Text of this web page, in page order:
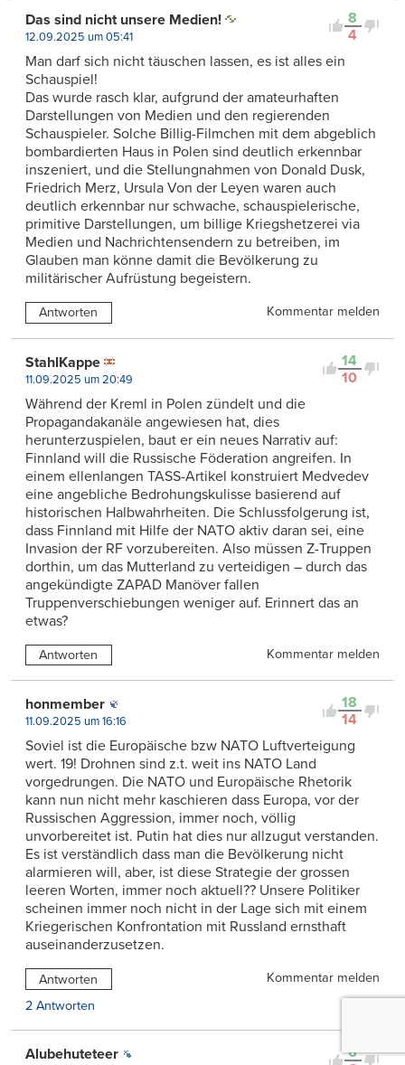
8
4
Das sind nicht unsere Medien!
12.09.2025 um 05:41
Man darf sich nicht täuschen lassen, es ist alles ein
Schauspiel!
Das wurde rasch klar, aufgrund der amateurhaften
Darstellungen von Medien und den regierenden
Schauspieler. Solche Billig-Filmchen mit dem abgeblich
bombardierten Haus in Polen sind deutlich erkennbar
inszeniert, und die Stellungnahmen von Donald Dusk,
Friedrich Merz, Ursula Von der Leyen waren auch
deutlich erkennbar nur schwache, schauspielerische,
primitive Darstellungen, um billige Kriegshetzerei via
Medien und Nachrichtensendern zu betreiben, im
Glauben man könne damit die Bevölkerung zu
militärischer Aufrüstung begeistern.
Antworten Kommentar melden
14
10
StahlKappe
11.09.2025 um 20:49
Während der Kreml in Polen zündelt und die
Propagandakanäle angewiesen hat, dies
herunterzuspielen, baut er ein neues Narrativ auf:
Finnland will die Russische Föderation angreifen. In
einem ellenlangen TASS-Artikel konstruiert Medvedev
eine angebliche Bedrohungskulisse basierend auf
historischen Halbwahrheiten. Die Schlussfolgerung ist,
dass Finnland mit Hilfe der NATO aktiv daran sei, eine
Invasion der RF vorzubereiten. Also müssen Z-Truppen
dorthin, um das Mutterland zu verteidigen – durch das
angekündigte ZAPAD Manöver fallen
Truppenverschiebungen weniger auf. Erinnert das an
etwas?
Antworten Kommentar melden
18
14
honmember
11.09.2025 um 16:16
Soviel ist die Europäische bzw NATO Luftverteigung
wert. 19! Drohnen sind z.t. weit ins NATO Land
vorgedrungen. Die NATO und Europäische Rhetorik
kann nun nicht mehr kaschieren dass Europa, vor der
Russischen Aggression, immer noch, völlig
unvorbereitet ist. Putin hat dies nur allzugut verstanden.
Es ist verständlich dass man die Bevölkerung nicht
alarmieren will, aber, ist diese Strategie der grossen
leeren Worten, immer noch aktuell?? Unsere Politiker
scheinen immer noch nicht in der Lage sich mit einem
Kriegerischen Konfrontation mit Russland ernsthaft
auseinanderzusetzen.
Antworten
Kommentar melden
2 Antworten
6
Alubehuteteer